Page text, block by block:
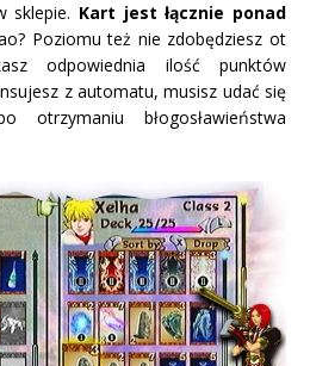
sklepie. Kart jest łącznie ponad
Poziomu też nie zdobędziesz ot
odpowiednia ilość punktów
z automatu, musisz udać się
błogosławieństwa